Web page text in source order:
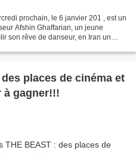
prochain, le 6 janvier 201 , est un
Afshin Ghaffarian, un jeune
son rêve de danseur, en Iran un
places de cinéma et
à gagner!!!